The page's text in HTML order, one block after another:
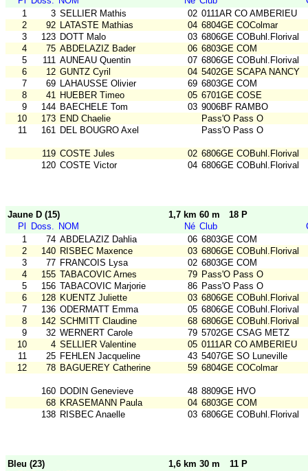
1
3 SELLIER Mathis 02 0111AR CO AMBERIEU
2
92 LATASTE Mathias 04 6804GE COColmar
3
123 DOTT Malo 03 6806GE COBuhl.Florival
4
75 ABDELAZIZ Bader 06 6803GE COM
5
111 AUNEAU Quentin 07 6806GE COBuhl.Florival
6
12 GUNTZ Cyril 04 5402GE SCAPA NANCY
7
69 LAHAUSSE Olivier 69 6803GE COM
8
41 HUEBER Timeo 05 6701GE COSE
9
144 BAECHELE Tom 03 9006BF RAMBO
10
173 END Chaelie
Pass'O Pass O
11
161 DEL BOUGRO Axel Pass'O Pass O
119 COSTE Jules 02 6806GE COBuhl.Florival
120 COSTE Victor 04 6806GE COBuhl.Florival
Jaune D (15) 1,7 km 60 m
18 P
Pl
Doss. NOM Né Club
1
74 ABDELAZIZ Dahlia 06 6803GE COM
2
140 RISBEC Maxence 03 6806GE COBuhl.Florival
3
77 FRANCOIS Lysa 02 6803GE COM
4
155 TABACOVIC Arnes 79 Pass'O Pass O
5
156 TABACOVIC Marjorie 86 Pass'O Pass O
6
128 KUENTZ Juliette 03 6806GE COBuhl.Florival
7
136 ODERMATT Emma 05 6806GE COBuhl.Florival
8
142 SCHMITT Claudine 68 6806GE COBuhl.Florival
9
32 WERNERT Carole 79 5702GE CSAG METZ
10
4 SELLIER Valentine 05 0111AR CO AMBERIEU
11
25 FEHLEN Jacqueline 43 5407GE SO Luneville
12
78 BAGUEREY Catherine 59 6804GE COColmar
160 DODIN Genevieve 48 8809GE HVO
68 KRASEMANN Paula 04 6803GE COM
138 RISBEC Anaelle 03 6806GE COBuhl.Florival
Bleu (23) 1,6 km 30 m
11 P